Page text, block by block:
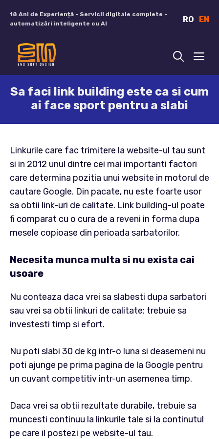
18 Ani de Experiență - Servicii digitale complete -
automatizări inteligente cu AI
RO EN
Sa faci link building este ca si cum
ai face sport pentru a slabi
Linkurile care fac trimitere la website-ul tau sunt
si in 2012 unul dintre cei mai importanti factori
care determina pozitia unui website in motorul de
cautare Google. Din pacate, nu este foarte usor
sa obtii link-uri de calitate. Link building-ul poate
fi comparat cu o cura de a reveni in forma dupa
mesele copioase din perioada sarbatorilor.
Necesita munca multa si nu exista cai
usoare
Nu conteaza daca vrei sa slabesti dupa sarbatori
sau vrei sa obtii linkuri de calitate: trebuie sa
investesti timp si efort.
Nu poti slabi 30 de kg intr-o luna si deasemeni nu
poti ajunge pe prima pagina de la Google pentru
un cuvant competitiv intr-un asemenea timp.
Daca vrei sa obtii rezultate durabile, trebuie sa
muncesti continuu la linkurile tale si la continutul
pe care il postezi pe website-ul tau.